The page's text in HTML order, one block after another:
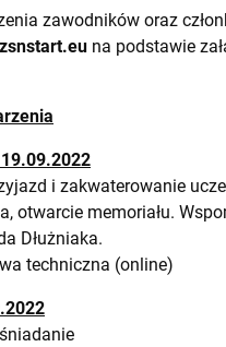
zawodników oraz
na podstawie
i zakwaterowanie
otwarcie memoriału.
Dłużniaka.
techniczna (online)